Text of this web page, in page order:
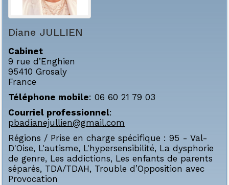
Diane JULLIEN
Cabinet
9 rue d’Enghien
95410 Grosaly
France
Téléphone mobile: 06 60 21 79 03
Courriel professionnel:
pbadianejullien@gmail.com
Régions / Prise en charge spécifique : 95 - Val-
D'Oise, L'autisme, L'hypersensibilité, La dysphorie
de genre, Les addictions, Les enfants de parents
séparés, TDA/TDAH, Trouble d’Opposition avec
Provocation